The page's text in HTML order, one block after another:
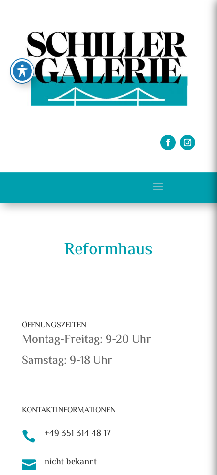
Reformhaus
ÖFFNUNGSZEITEN
Montag-Freitag: 9-20 Uhr
Samstag: 9-18 Uhr
KONTAKTINFORMATIONEN
 +49 351 314 48 17
 nicht bekannt